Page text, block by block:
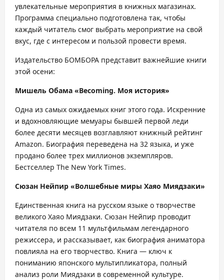
увлекательные мероприятия в книжных магазинах.
Программа специально подготовлена так, чтобы
каждый читатель смог выбрать мероприятие на свой
вкус, где с интересом и пользой провести время.
Издательство БОМБОРА представит важнейшие книги
этой осени:
Мишель Обама «Becoming. Моя история»
Одна из самых ожидаемых книг этого года. Искренние
и вдохновляющие мемуары бывшей первой леди
более десяти месяцев возглавляют книжный рейтинг
Amazon. Биография переведена на 32 языка, и уже
продано более трех миллионов экземпляров.
Бестселлер The New York Times.
Сюзан Нейпир «Волшебные миры Хаяо Миядзаки»
Единственная книга на русском языке о творчестве
великого Хаяо Миядзаки. Сюзан Нейпир проводит
читателя по всем 11 мультфильмам легендарного
режиссера, и рассказывает, как биография аниматора
повлияла на его творчество. Книга — ключ к
пониманию японского мультипликатора, полный
анализ роли Миядзаки в современной культуре.